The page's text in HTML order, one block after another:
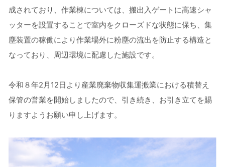
成されており、作業棟については、搬出入ゲートに高速シャ
ッターを設置することで室内をクローズドな状態に保ち、集
塵装置の稼働により作業場外に粉塵の流出を防止する構造と
なっており、周辺環境に配慮した施設です。
令和８年2月12日より産業廃棄物収集運搬業における積替え
保管の営業を開始しましたので、引き続き、お引き立てを賜
りますようお願い申し上げます。